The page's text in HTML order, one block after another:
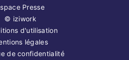
Presse
© iziwork
d'utilisation
légales
de confidentialité